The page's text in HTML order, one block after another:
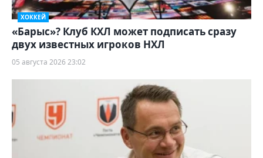
ХОККЕЙ
«Барыс»? Клуб КХЛ может подписать сразу
двух известных игроков НХЛ
05 августа 2026 23:02